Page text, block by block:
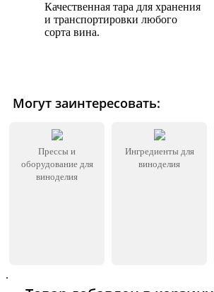
Качественная тара для хранения
и транспортировки любого
сорта вина.
Могут заинтересовать:
Прессы и
оборудование для
виноделия
Ингредиенты для
виноделия
.